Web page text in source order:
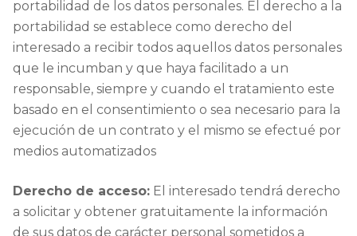
portabilidad de los datos personales. El derecho a la
portabilidad se establece como derecho del
interesado a recibir todos aquellos datos personales
que le incumban y que haya facilitado a un
responsable, siempre y cuando el tratamiento este
basado en el consentimiento o sea necesario para la
ejecución de un contrato y el mismo se efectué por
medios automatizados
Derecho de acceso: El interesado tendrá derecho
a solicitar y obtener gratuitamente la información
de sus datos de carácter personal sometidos a